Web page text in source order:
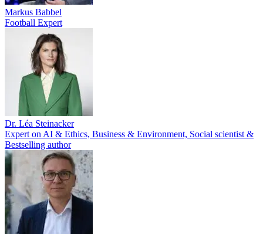
Markus Babbel
Football Expert
Dr. Léa Steinacker
Expert on AI & Ethics, Business & Environment, Social scientist &
Bestselling author